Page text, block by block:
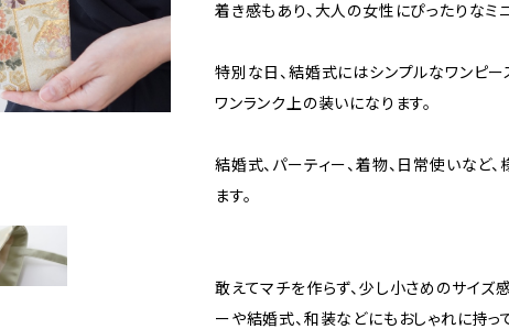
着き感もあり、大人の女性にぴったりなミ
特別な日、結婚式にはシンプルなワンピ
ワンランク上の装いになります。
結婚式、パーティー、着物、日常使いなど
ます。
敢えてマチを作らず、少し小さめのサイズ
ーや結婚式、和装などにもおしゃれに持っ